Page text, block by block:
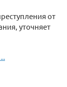
от
уточняет